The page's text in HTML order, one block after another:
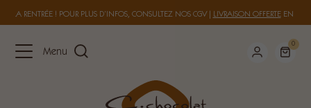
LA RENTRÉE ! POUR PLUS D’INFOS, CONSULTEZ NOS CGV| LIVRAISON OFFERTEEN
Menu
0